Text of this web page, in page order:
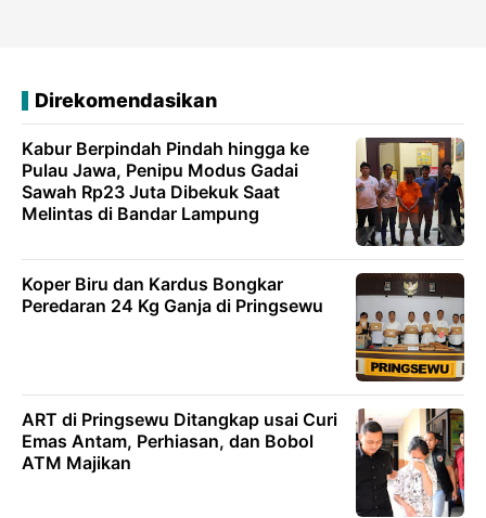
Direkomendasikan
Kabur Berpindah Pindah hingga ke
Pulau Jawa, Penipu Modus Gadai
Sawah Rp23 Juta Dibekuk Saat
Melintas di Bandar Lampung
Koper Biru dan Kardus Bongkar
Peredaran 24 Kg Ganja di Pringsewu
ART di Pringsewu Ditangkap usai Curi
Emas Antam, Perhiasan, dan Bobol
ATM Majikan